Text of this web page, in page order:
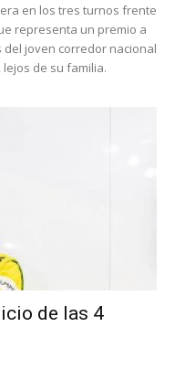
en los tres turnos frente
representa un premio a
joven corredor nacional
de su familia.
de las 4